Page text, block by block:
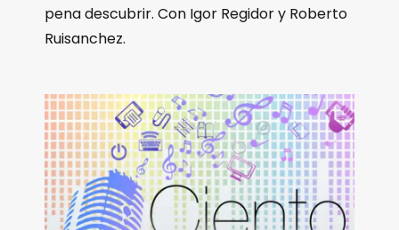
pena descubrir. Con Igor Regidor y Roberto
Ruisanchez.